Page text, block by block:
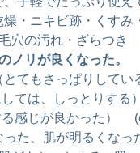
・ニキビ跡・くすみ
毛穴の汚れ・ざらつ
ノリが良くなった。
とてもさっぱりして
しては、しっとりす
る感じが良かった
った、肌が明るくな